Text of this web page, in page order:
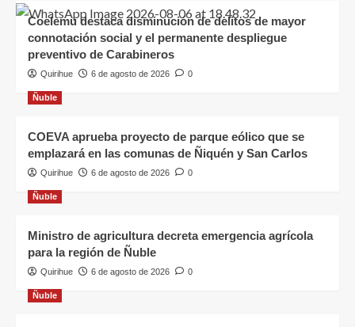
Coelemu destaca disminución de delitos de mayor
connotación social y el permanente despliegue
preventivo de Carabineros
Quirihue 6 de agosto de 2026 0
Ñuble
COEVA aprueba proyecto de parque eólico que se
emplazará en las comunas de Ñiquén y San Carlos
Quirihue 6 de agosto de 2026 0
Ñuble
Ministro de agricultura decreta emergencia agrícola
para la región de Ñuble
Quirihue 6 de agosto de 2026 0
Ñuble